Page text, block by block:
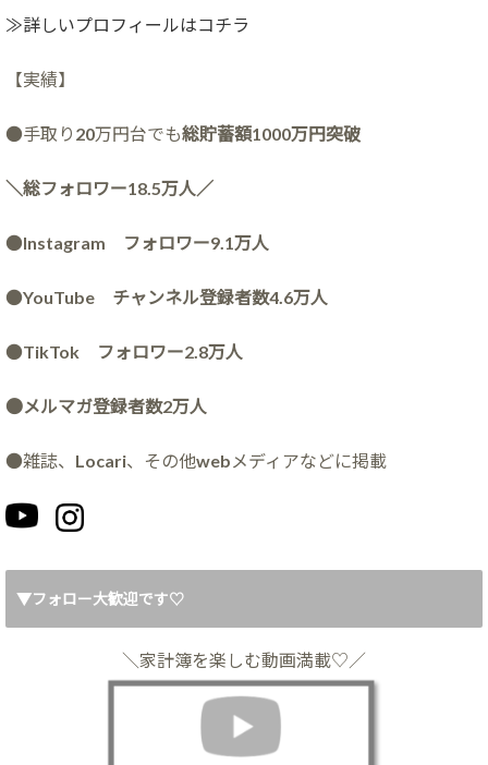
≫詳しいプロフィールはコチラ
【実績】
●手取り20万円台でも総貯蓄額1000万円突破
＼総フォロワー18.5万人／
●Instagram フォロワー9.1万人
●YouTube チャンネル登録者数4.6万人
●TikTok フォロワー2.8万人
●メルマガ登録者数2万人
●雑誌、Locari、その他webメディアなどに掲載
▼フォロー大歓迎です♡
＼家計簿を楽しむ動画満載♡／